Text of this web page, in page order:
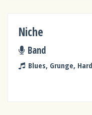
Niche
Band
Blues, Grunge,